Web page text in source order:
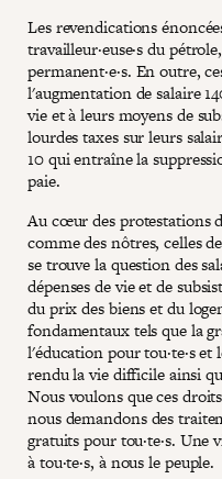
Les revendications
travailleur·euse·s du
permanent·e·s. En outre,
l'augmentation de salaire
vie et à leurs moyens de
lourdes taxes sur leurs
10 qui entraîne la
paie.
Au cœur des protestations
comme des nôtres, celles
se trouve la question des
dépenses de vie et de
du prix des biens et du
fondamentaux tels que la
l'éducation pour tou·te·s
rendu la vie difficile ainsi
Nous voulons que ces
nous demandons des
gratuits pour tou·te·s.
à tou·te·s, à nous le peuple.